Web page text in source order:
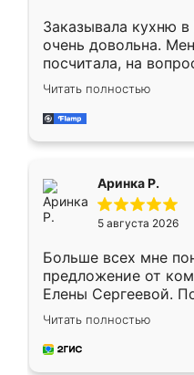
Заказывала кухню в
очень довольна.
посчитала, на
Замерщик приехал в
делу со всей
за день, ребята
Читать полностью
Аринка Р.
5 августа 2026
Больше всех мне
предложение от
Елены Сергеевой.
короткие сроки
для замера
предложил по
Читать полностью